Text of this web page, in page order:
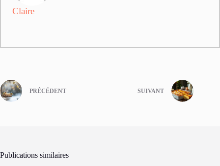
Claire
PRÉCÉDENT SUIVANT
Publications similaires